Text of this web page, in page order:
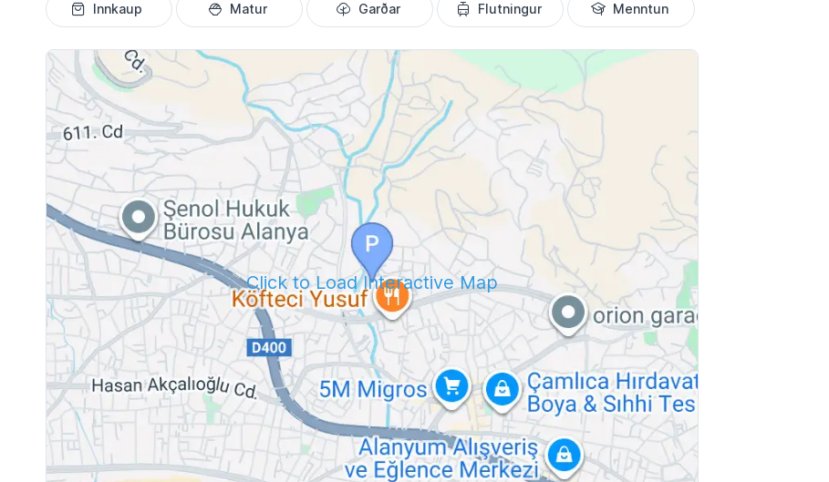
Innkaup Matur Garðar Flutningur Menntun
Click to Load Interactive Map